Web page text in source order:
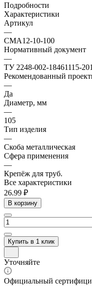
Подробности
Характеристики
Артикул
—
CMA12-10-100
Нормативный документ
—
ТУ 2248-002-18461115-
Рекомендованный
—
Да
Диаметр, мм
—
105
Тип изделия
—
Скоба металлическая
Сфера применения
—
Крепёж для труб.
Все характеристики
26.99 ₽
В корзину
Купить в 1 клик
Уточняйте
Официальный